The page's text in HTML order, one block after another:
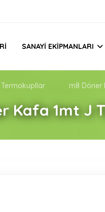
SANAYI EKIPMANLARI
Kafa 1mt J
m8 Döner